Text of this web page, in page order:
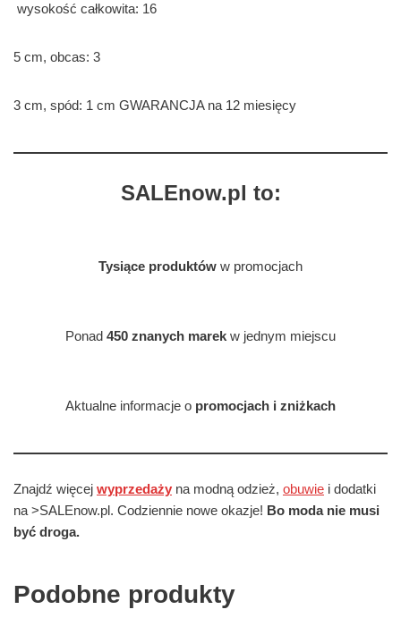
wysokość całkowita: 16
5 cm, obcas: 3
3 cm, spód: 1 cm GWARANCJA na 12 miesięcy
SALEnow.pl to:
Tysiące produktów w promocjach
Ponad 450 znanych marek w jednym miejscu
Aktualne informacje o promocjach i zniżkach
Znajdź więcej wyprzedaży na modną odzież, obuwie i dodatki
na >SALEnow.pl. Codziennie nowe okazje! Bo moda nie musi
być droga.
Podobne produkty